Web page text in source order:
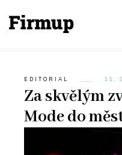
EDITORIAL 11.
Za skvělým
Mode do